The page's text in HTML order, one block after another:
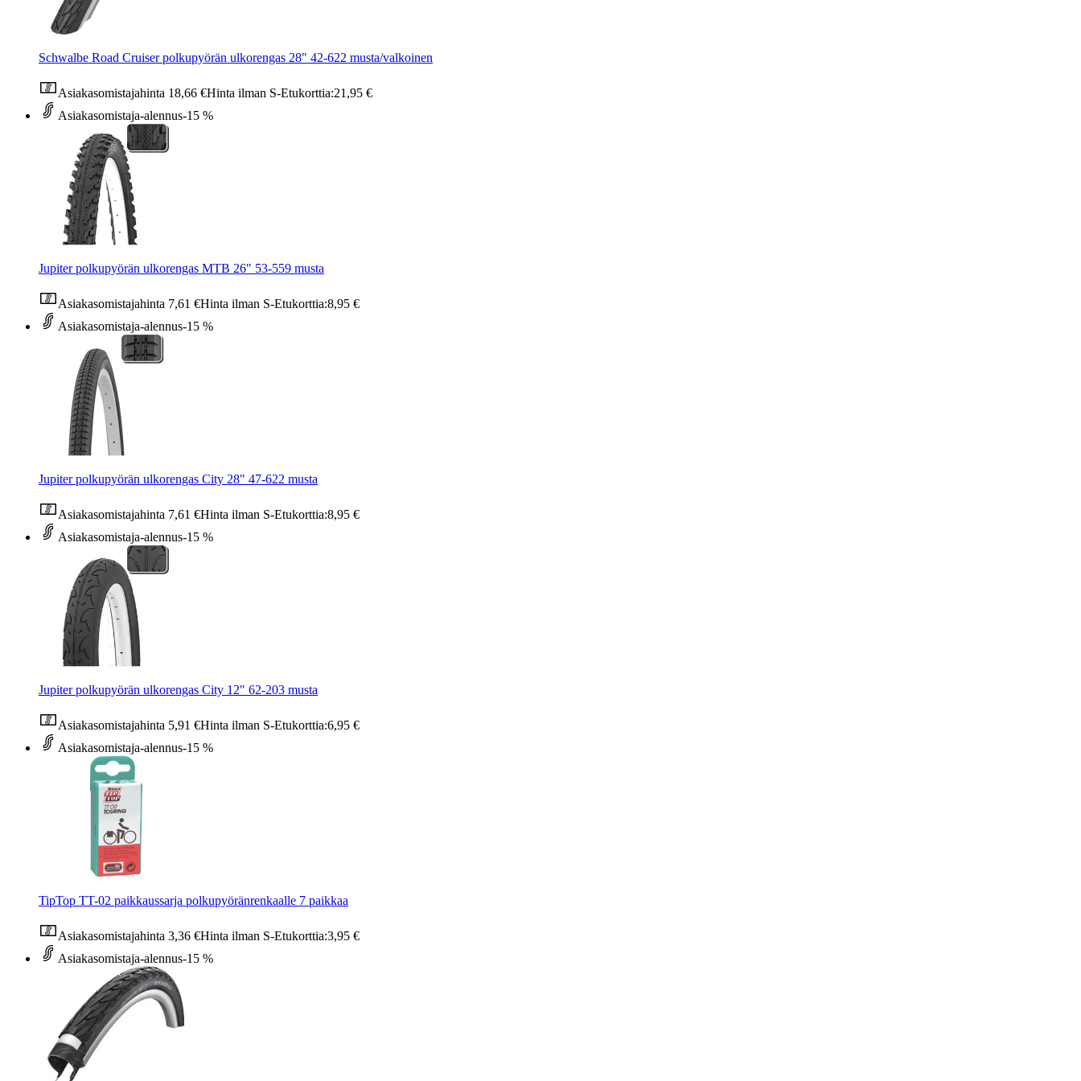
Schwalbe Road Cruiser polkupyörän ulkorengas 28" 42-622 musta/valkoinen
Asiakasomistajahinta 18,66 €Hinta ilman S-Etukorttia:21,95 €
Asiakasomistaja-alennus-15 %
Jupiter polkupyörän ulkorengas MTB 26" 53-559 musta
Asiakasomistajahinta 7,61 €Hinta ilman S-Etukorttia:8,95 €
Asiakasomistaja-alennus-15 %
Jupiter polkupyörän ulkorengas City 28" 47-622 musta
Asiakasomistajahinta 7,61 €Hinta ilman S-Etukorttia:8,95 €
Asiakasomistaja-alennus-15 %
Jupiter polkupyörän ulkorengas City 12" 62-203 musta
Asiakasomistajahinta 5,91 €Hinta ilman S-Etukorttia:6,95 €
Asiakasomistaja-alennus-15 %
TipTop TT-02 paikkaussarja polkupyöränrenkaalle 7 paikkaa
Asiakasomistajahinta 3,36 €Hinta ilman S-Etukorttia:3,95 €
Asiakasomistaja-alennus-15 %